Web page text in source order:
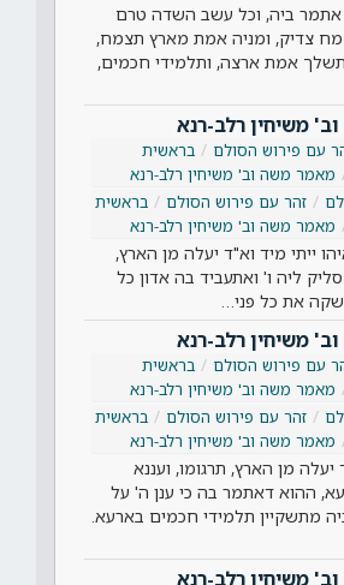
אתמר ביה, וכל עשב השדה טרם
צדיק, ומניה אמת מארץ תצמח,
אמת ארצה, ותלמידי חכמים,
משיחין רלב-רנא
עם פירוש הסולם
בראשית
מאמר משה וב' משיחין רלב-רנא
זהר עם פירוש הסולם
בראשית
מאמר משה וב' משיחין רלב-רנא
ייתי מיד וא"ד יעלה מן הארץ,
ליה ו' ואתעביד בה אדון כל
את כל פני…
משיחין רלב-רנא
עם פירוש הסולם
בראשית
מאמר משה וב' משיחין רלב-רנא
זהר עם פירוש הסולם
בראשית
מאמר משה וב' משיחין רלב-רנא
מן הארץ, תרגומו, ועננא
ההוא דאתמר בה כי ענן ה' על
מתשקיין תלמידי חכמים בארעא.
משיחין רלב-רנא